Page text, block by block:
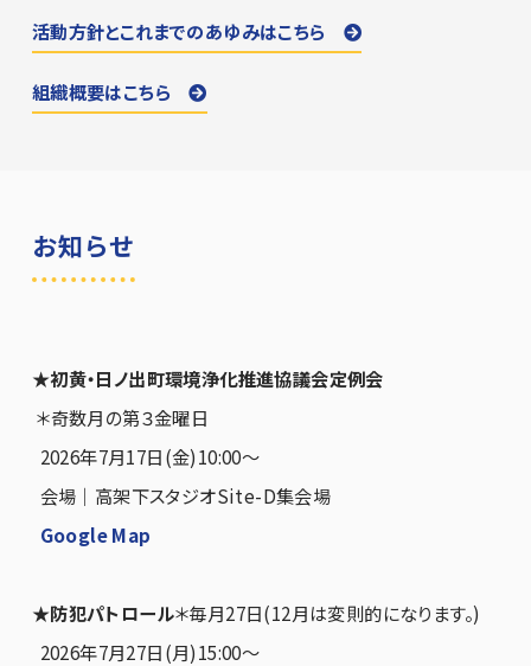
活動方針とこれまでのあゆみはこちら
組織概要はこちら
お知らせ
★初黄・日ノ出町環境浄化推進協議会定例会
＊奇数月の第３金曜日
2026年7月17日(金)10:00〜
会場｜高架下スタジオSite-D集会場
Google Map
★防犯パトロール＊毎月27日(12月は変則的になります。)
2026年7月27日(月)15:00〜